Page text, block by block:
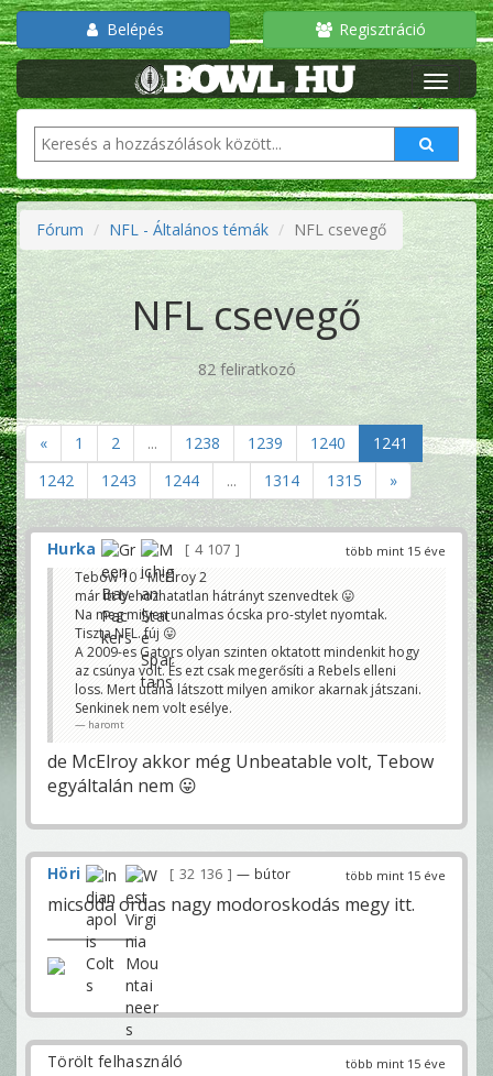
Belépés Regisztráció
Fórum NFL - Általános témák NFL csevegő
NFL csevegő
82 feliratkozó
« 1 2 ... 1238 1239 1240
1241
1242
1243 1244 ... 1314 1315 »
több mint 15 éve
Hurka
4 107
Tebow 10 - McElroy 2
már itt behozhatatlan hátrányt szenvedtek 😛
Na meg milyen unalmas ócska pro-stylet nyomtak.
Tiszta NFL. fúj 😛
A 2009-es Gators olyan szinten oktatott mindenkit hogy
az csúnya volt. És ezt csak megerősíti a Rebels elleni
loss. Mert utána látszott milyen amikor akarnak játszani.
Senkinek nem volt esélye.
haromt
de McElroy akkor még Unbeatable volt, Tebow
egyáltalán nem 😛
több mint 15 éve
Höri 32 136 — bútor
micsoda ordas nagy modoroskodás megy itt.
több mint 15 éve
Törölt felhasználó